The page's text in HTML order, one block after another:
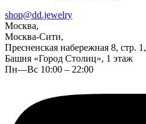
shop@dd.jewelry
Москва,
Москва-Сити,
Пресненская набережная 8, стр. 1,
Башня «Город Столиц», 1 этаж
Пн—Вс 10:00 – 22:00